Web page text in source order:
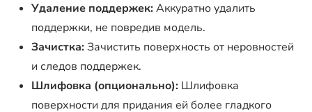
Удаление поддержек:Аккуратно удалить
поддержки, не повредив модель.
Зачистка:Зачистить поверхность от неровностей
и следов поддержек.
Шлифовка (опционально): Шлифовка
поверхности для придания ей более гладкого